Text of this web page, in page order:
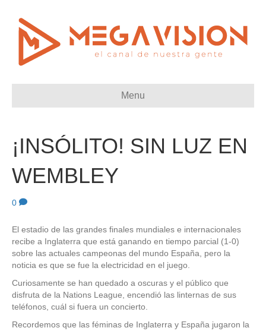
Menu
¡INSÓLITO! SIN LUZ EN
WEMBLEY
0
El estadio de las grandes finales mundiales e internacionales
recibe a Inglaterra que está ganando en tiempo parcial (1-0)
sobre las actuales campeonas del mundo España, pero la
noticia es que se fue la electricidad en el juego.
Curiosamente se han quedado a oscuras y el público que
disfruta de la Nations League, encendió las linternas de sus
teléfonos, cuál si fuera un concierto.
Recordemos que las féminas de Inglaterra y España jugaron la